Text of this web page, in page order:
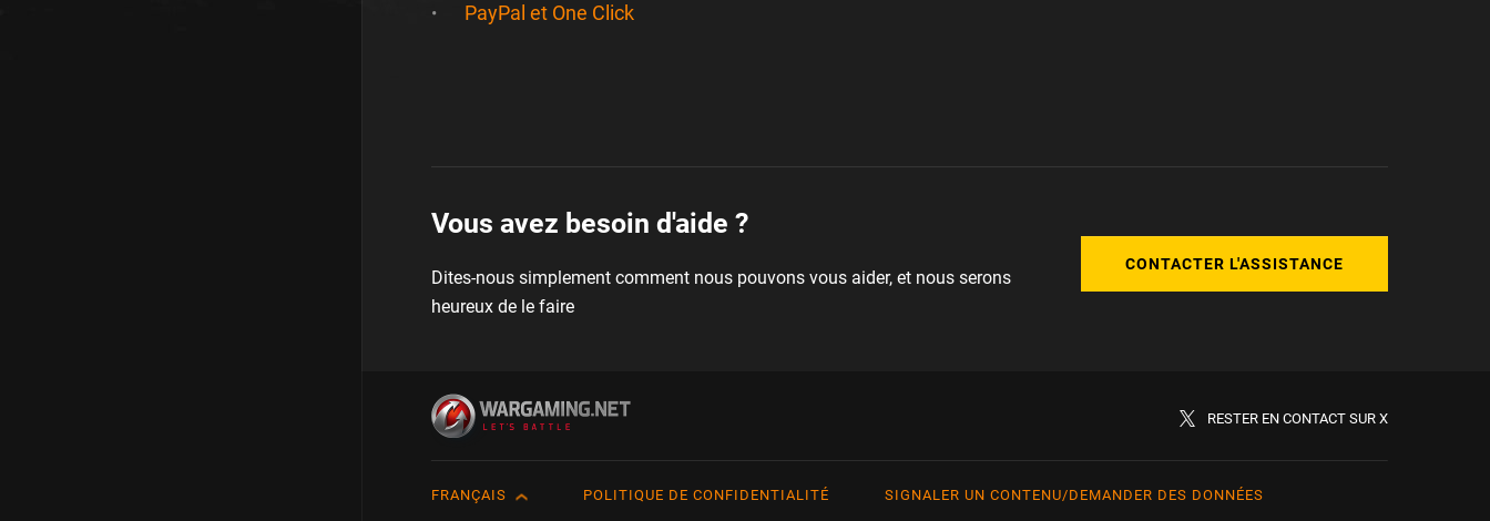
PayPal et One Click
Vous avez besoin d'aide ?
Dites-nous simplement comment nous pouvons vous aider, et nous serons
heureux de le faire
CONTACTER L'ASSISTANCE
RESTER EN CONTACT SUR X
English
FRANÇAIS POLITIQUE DE CONFIDENTIALITÉ SIGNALER UN CONTENU/DEMANDER DES DONNÉES